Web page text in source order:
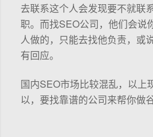
去联系这个人会发现要不就联
职。而找SEO公司，他们会说
人做的，只能去找他负责，或
有回应。
国内SEO市场比较混乱，以上
以，要找靠谱的公司来帮你做